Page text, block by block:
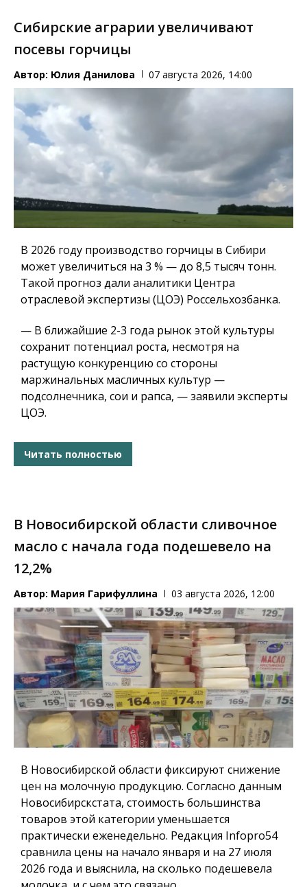
Сибирские аграрии увеличивают
посевы горчицы
Автор: Юлия Данилова 07 августа 2026, 14:00
В 2026 году производство горчицы в Сибири
может увеличиться на 3 % — до 8,5 тысяч тонн.
Такой прогноз дали аналитики Центра
отраслевой экспертизы (ЦОЭ) Россельхозбанка.
— В ближайшие 2-3 года рынок этой культуры
сохранит потенциал роста, несмотря на
растущую конкуренцию со стороны
маржинальных масличных культур —
подсолнечника, сои и рапса, — заявили эксперты
ЦОЭ.
Читать полностью
В Новосибирской области сливочное
масло с начала года подешевело на
12,2%
Автор: Мария Гарифуллина 03 августа 2026, 12:00
В Новосибирской области фиксируют снижение
цен на молочную продукцию. Согласно данным
Новосибирскстата, стоимость большинства
товаров этой категории уменьшается
практически еженедельно. Редакция Infopro54
сравнила цены на начало января и на 27 июля
2026 года и выяснила, на сколько подешевела